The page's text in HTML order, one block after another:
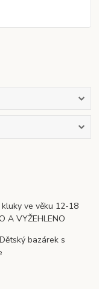
ve věku 12-18
A VYŽEHLENO
bazárek s